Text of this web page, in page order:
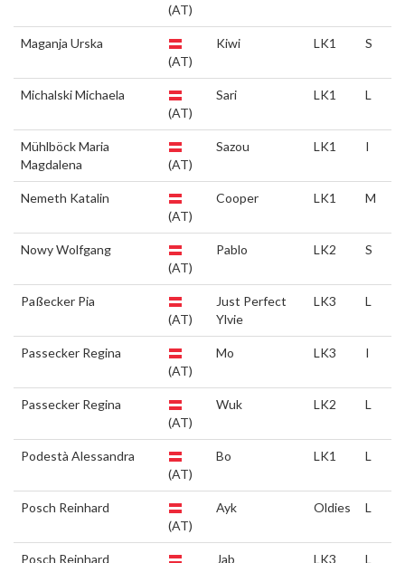
(AT)
Maganja Urska
(AT)
Kiwi LK1 S
Michalski Michaela
(AT)
Sari LK1 L
Mühlböck Maria
Magdalena
(AT)
Sazou LK1 I
Nemeth Katalin
(AT)
Cooper LK1 M
Nowy Wolfgang
(AT)
Pablo LK2 S
Paßecker Pia
(AT)
Just Perfect
Ylvie
LK3 L
Passecker Regina
(AT)
Mo LK3 I
Passecker Regina
(AT)
Wuk LK2 L
Podestà Alessandra
(AT)
Bo LK1 L
Posch Reinhard
(AT)
Ayk Oldies L
Posch Reinhard
Jab LK3 L